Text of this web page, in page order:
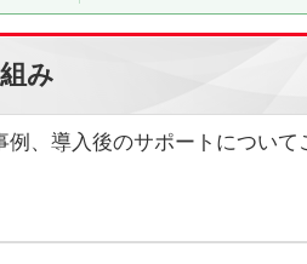
み
、導入後のサポートについて